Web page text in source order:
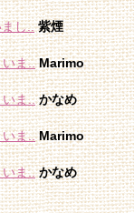
し.. 紫煙
ま.. Marimo
ま.. かなめ
ま.. Marimo
ま.. かなめ